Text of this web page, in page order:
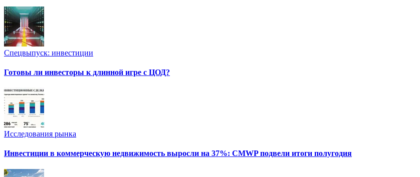
Спецвыпуск: инвестиции
Готовы ли инвесторы к длинной игре с ЦОД?
Исследования рынка
Инвестиции в коммерческую недвижимость выросли на 37%: CMWP подвели итоги полугодия